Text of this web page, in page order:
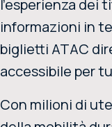
l’esperienza dei
informazioni in
biglietti ATAC
accessibile per
Con milioni di